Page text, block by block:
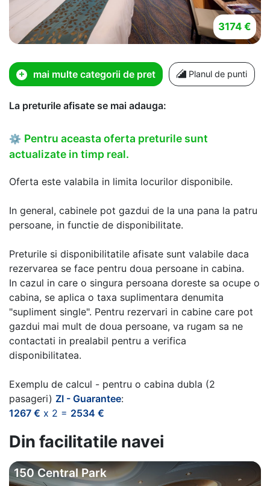
3174 €
mai multe categorii de pret Planul de punti
La preturile afisate se mai adauga:
⚙ Pentru aceasta oferta preturile sunt
actualizate in timp real.
Oferta este valabila in limita locurilor disponibile.
In general, cabinele pot gazdui de la una pana la patru
persoane, in functie de disponibilitate.
Preturile si disponibilitatile afisate sunt valabile daca
rezervarea se face pentru doua persoane in cabina.
In cazul in care o singura persoana doreste sa ocupe o
cabina, se aplica o taxa suplimentara denumita
"supliment single". Pentru rezervari in cabine care pot
gazdui mai mult de doua persoane, va rugam sa ne
contactati in prealabil pentru a verifica
disponibilitatea.
Exemplu de calcul - pentru o cabina dubla (2
pasageri) ZI - Guarantee:
1267 € x 2 = 2534 €
Din facilitatile navei
150 Central Park